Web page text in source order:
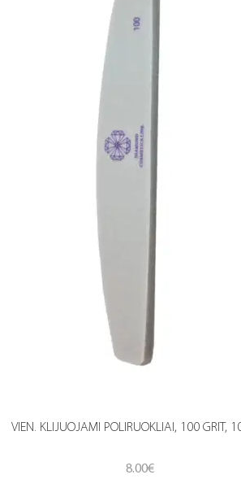
VIEN. KLIJUOJAMI POLIRUOKLIAI, 100 GRIT,
8.00€